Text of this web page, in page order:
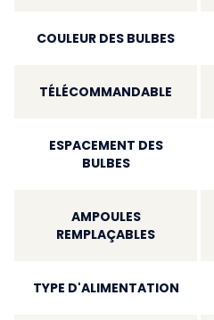
COULEUR DES BULBES
TÉLÉCOMMANDABLE
ESPACEMENT DES
BULBES
AMPOULES
REMPLAÇABLES
TYPE D'ALIMENTATION